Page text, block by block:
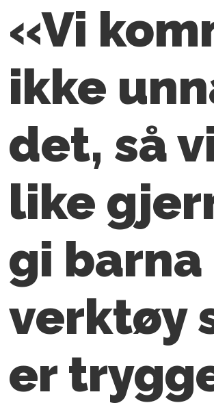
«Vi
ikke
det, så
like
gi barna
verktøy
er